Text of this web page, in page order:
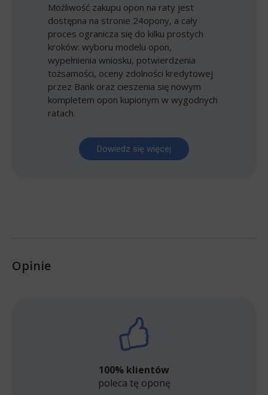
Możliwość zakupu opon na raty jest
dostępna na stronie 24opony, a cały
proces ogranicza się do kilku prostych
kroków: wyboru modelu opon,
wypełnienia wniosku, potwierdzenia
tożsamości, oceny zdolności kredytowej
przez Bank oraz cieszenia się nowym
kompletem opon kupionym w wygodnych
ratach.
Dowiedz się więcej
Opinie
100% klientów
poleca tę oponę